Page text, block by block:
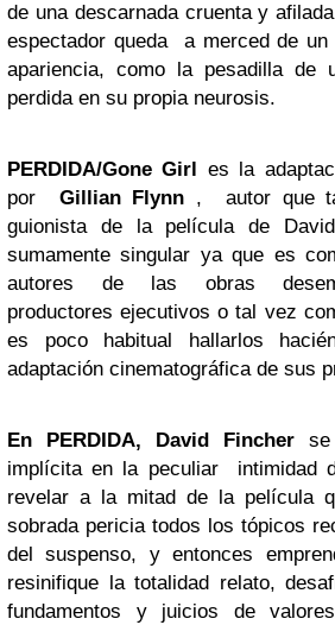
de una descarnada cruenta y
espectador queda a merced de un
apariencia, como la pesadilla de
perdida en su propia neurosis.
PERDIDA/Gone Girl es la
por Gillian Flynn , autor que
guionista de la película de
sumamente singular ya que es
autores de las obras
productores ejecutivos o tal vez
es poco habitual hallarlos
adaptación cinematográfica de sus
En PERDIDA, David Fincher
implícita en la peculiar intimidad
revelar a la mitad de la película
sobrada pericia todos los tópicos
del suspenso, y entonces
resinifique la totalidad relato,
fundamentos y juicios de